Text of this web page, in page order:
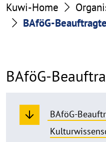
Kuwi-Home
BAföG-Beauftragte
BAföG-
BAföG-